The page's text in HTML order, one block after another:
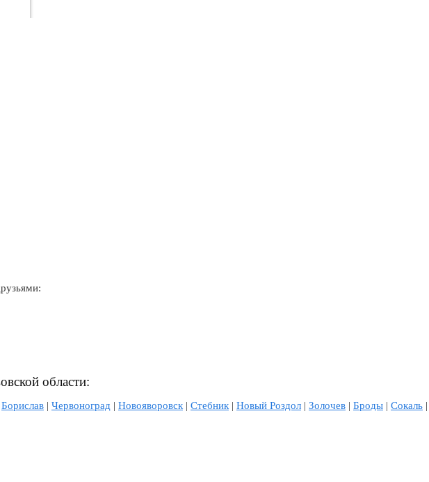
области:
Борислав | Червоноград | Новояворовск| Стебник| Новый Роздол | Золочев | Броды | Сокаль |